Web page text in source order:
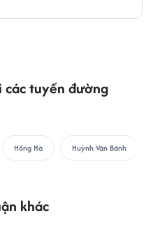
tuyến đường
Hồng Hà Huỳnh Văn Bánh
khác